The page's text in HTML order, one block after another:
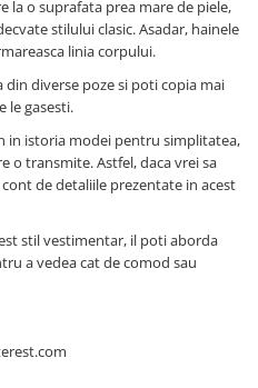
la o suprafata prea mare de piele,
stilului clasic. Asadar, hainele
linia corpului.
diverse poze si poti copia mai
le gasesti.
in istoria modei pentru simplitatea,
o transmite. Astfel, daca vrei sa
de detaliile prezentate in acest
stil vestimentar, il poti aborda
a vedea cat de comod sau